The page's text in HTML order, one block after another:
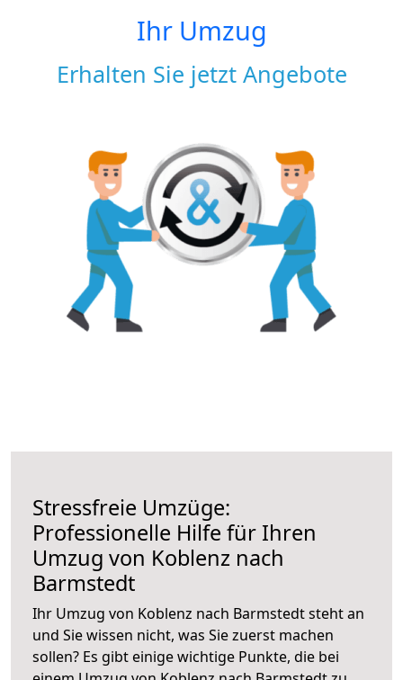
Ihr Umzug
Erhalten Sie jetzt Angebote
Stressfreie Umzüge:
Professionelle Hilfe für Ihren
Umzug von Koblenz nach
Barmstedt
Ihr Umzug von Koblenz nach Barmstedt steht an
und Sie wissen nicht, was Sie zuerst machen
sollen? Es gibt einige wichtige Punkte, die bei